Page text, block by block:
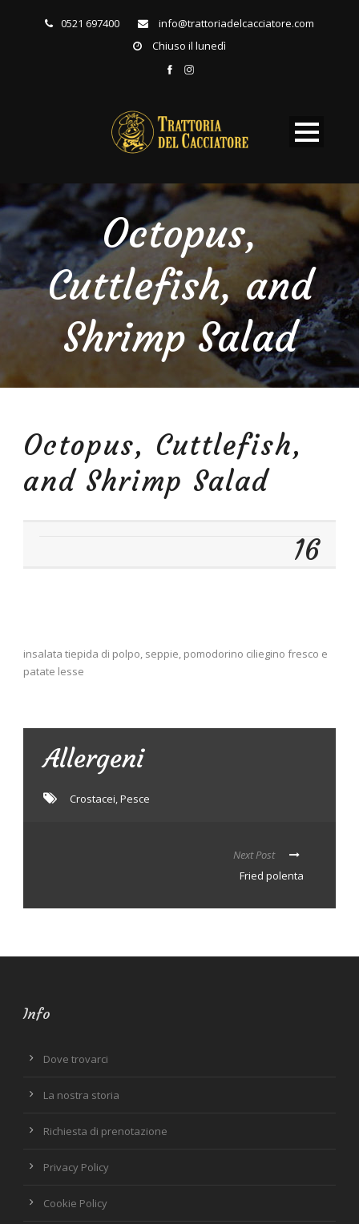
0521 697400
info@trattoriadelcacciatore.com
Chiuso il lunedì
Octopus,
Cuttlefish, and
Shrimp Salad
Octopus, Cuttlefish,
and Shrimp Salad
16
insalata tiepida di polpo, seppie, pomodorino ciliegino fresco e
patate lesse
Allergeni
Crostacei,Pesce
Next Post
Fried polenta
Info
Dove trovarci
La nostra storia
Richiesta di prenotazione
Privacy Policy
Cookie Policy